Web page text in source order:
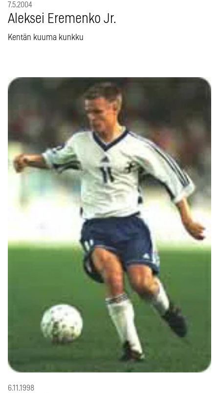
7.5.2004
Aleksei Eremenko Jr.
Kentän kuuma kunkku
6.11.1998